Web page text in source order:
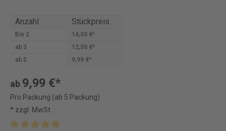
Anzahl Stückpreis
Bis 2
14,50 €*
ab 3
12,50 €*
ab 5 9,99 €*
ab 9,99 €*
Pro Packung (ab 5 Packung)
* zzgl. MwSt.